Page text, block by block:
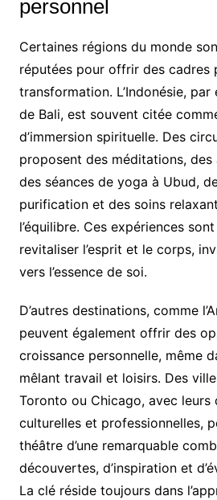
personnel
Certaines régions du monde
réputées pour offrir des cadres
transformation. L’Indonésie, par
de Bali, est souvent citée
d’immersion spirituelle. Des
proposent des méditations,
des séances de yoga à Ubud,
purification et des soins
l’équilibre. Ces expériences
revitaliser l’esprit et le corps,
vers l’essence de soi.
D’autres destinations, comme
peuvent également offrir des
croissance personnelle, même
mêlant travail et loisirs. Des
Toronto ou Chicago, avec leurs
culturelles et professionnelles,
théâtre d’une remarquable
découvertes, d’inspiration et
La clé réside toujours dans